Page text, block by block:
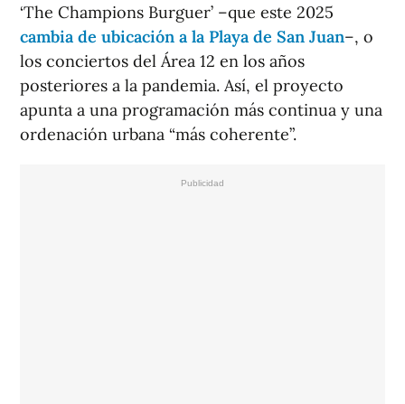
‘The Champions Burguer’ –que este 2025
cambia de ubicación a la Playa de San Juan–, o
los conciertos del Área 12 en los años
posteriores a la pandemia. Así, el proyecto
apunta a una programación más continua y una
ordenación urbana “más coherente”.